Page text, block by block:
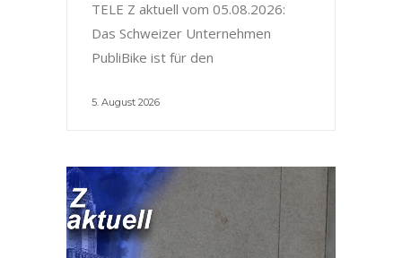
TELE Z aktuell vom 05.08.2026:
Das Schweizer Unternehmen
PubliBike ist für den
5. August 2026